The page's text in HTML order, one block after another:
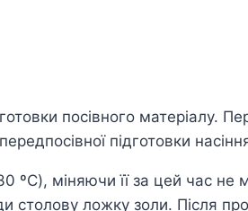
посівного матеріалу.
підготовки
ºC), міняючи її за цей час
столову ложку золи. Після